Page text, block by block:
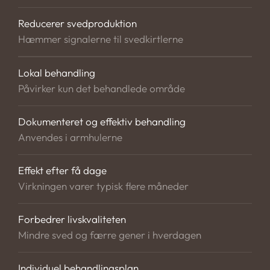
og dermed reduceres svedproduktionen. Under
behandlingen vil du mærke små stik, men det er en
Efter behandlingen kan der være let rødme eller små
typisk at kunne mærkes inden for få dage og udvikler
sig over den første uge. For dig betyder det en
tør, komfortabel og tryg i din hverdag.
Reducerer svedproduktion
Hæmmer signalerne til svedkirtlerne
Lokal behandling
Påvirker kun det behandlede område
Dokumenteret og effektiv behandling
Anvendes i armhulerne
Effekt efter få dage
Virkningen varer typisk flere måneder
Forbedrer livskvaliteten
Mindre sved og færre gener i hverdagen